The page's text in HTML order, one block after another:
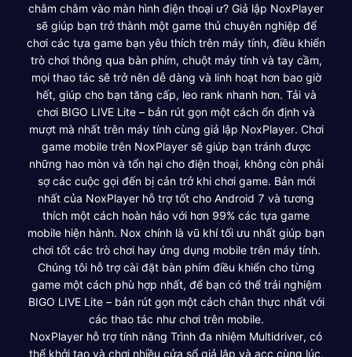
chằm chằm vào màn hình điện thoại ư? Giả lập NoxPlayer
sẽ giúp bạn trở thành một game thủ chuyên nghiệp để
chơi các tựa game bạn yêu thích trên máy tính, điều khiển
trò chơi thông qua bàn phím, chuột máy tính và tay cầm,
mọi thao tác sẽ trở nên dễ dàng và linh hoạt hơn bao giờ
hết, giúp cho bạn tăng cấp, leo rank nhanh hơn. Tải và
chơi BIGO LIVE Lite – bản rút gọn một cách ổn định và
mượt mà nhất trên máy tính cùng giả lập NoxPlayer. Chơi
game mobile trên NoxPlayer sẽ giúp bạn tránh được
những hao mòn và tổn hại cho điện thoại, không còn phải
sợ các cuộc gọi đến bị cản trở khi chơi game. Bản mới
nhất của NoxPlayer hỗ trợ tốt cho Android 7 và tương
thích một cách hoàn hảo với hơn 99% các tựa game
mobile hiện hành. Nox chính là vũ khí tối ưu nhất giúp bạn
chơi tốt các trò chơi hay ứng dụng mobile trên máy tính.
Chúng tôi hỗ trợ cài đặt bàn phím điều khiển cho từng
game một cách phù hợp nhất, để bạn có thể trải nghiệm
BIGO LIVE Lite – bản rút gọn một cách chân thực nhất với
các thao tác như chơi trên mobile.
NoxPlayer hỗ trợ tính năng Trình đa nhiệm Multidriver, có
thể khởi tạo và chơi nhiều cửa sổ giả lập và acc cùng lúc,